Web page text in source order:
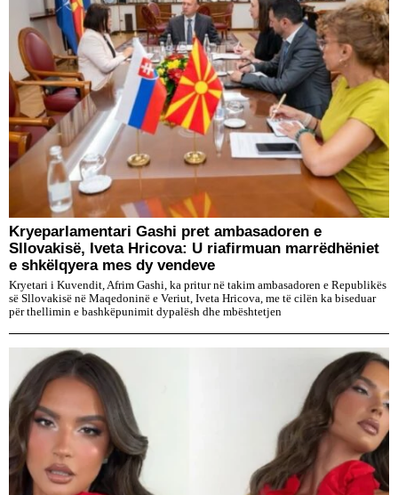
Kryeparlamentari Gashi pret ambasadoren e
Sllovakisë, Iveta Hricova: U riafirmuan marrëdhëniet
e shkëlqyera mes dy vendeve
Kryetari i Kuvendit, Afrim Gashi, ka pritur në takim ambasadoren e Republikës
së Sllovakisë në Maqedoninë e Veriut, Iveta Hricova, me të cilën ka biseduar
për thellimin e bashkëpunimit dypalësh dhe mbështetjen